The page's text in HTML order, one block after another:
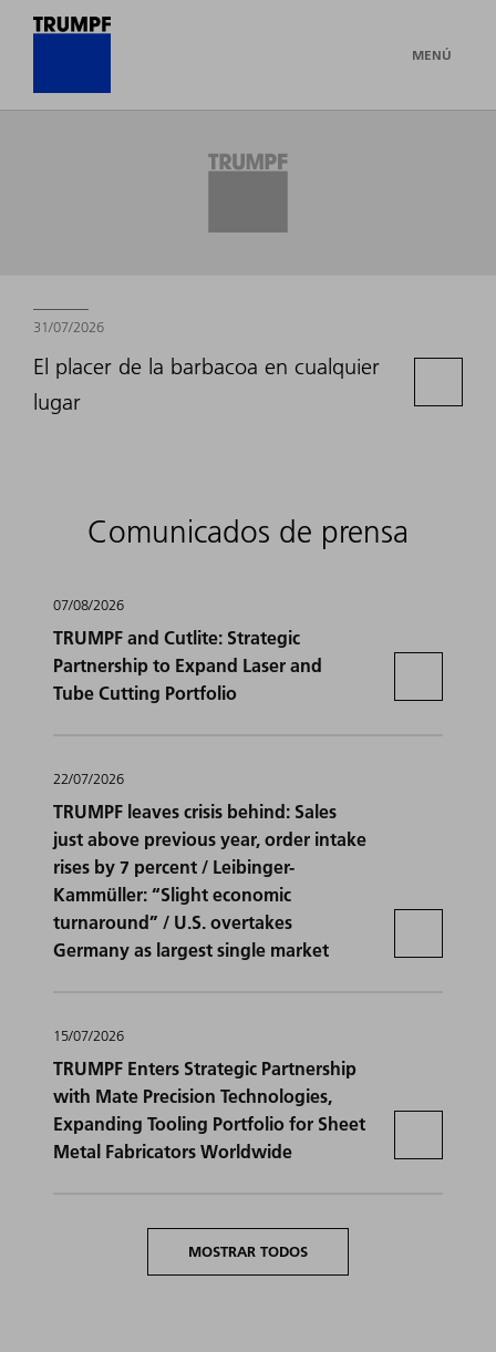
MENÚ
31/07/2026
El placer de la barbacoa en cualquier
lugar
Comunicados de prensa
07/08/2026
TRUMPF and Cutlite: Strategic
Partnership to Expand Laser and
Tube Cutting Portfolio
22/07/2026
TRUMPF leaves crisis behind: Sales
just above previous year, order intake
rises by 7 percent / Leibinger-
Kammüller: “Slight economic
turnaround” / U.S. overtakes
Germany as largest single market
15/07/2026
TRUMPF Enters Strategic Partnership
with Mate Precision Technologies,
Expanding Tooling Portfolio for Sheet
Metal Fabricators Worldwide
MOSTRAR TODOS